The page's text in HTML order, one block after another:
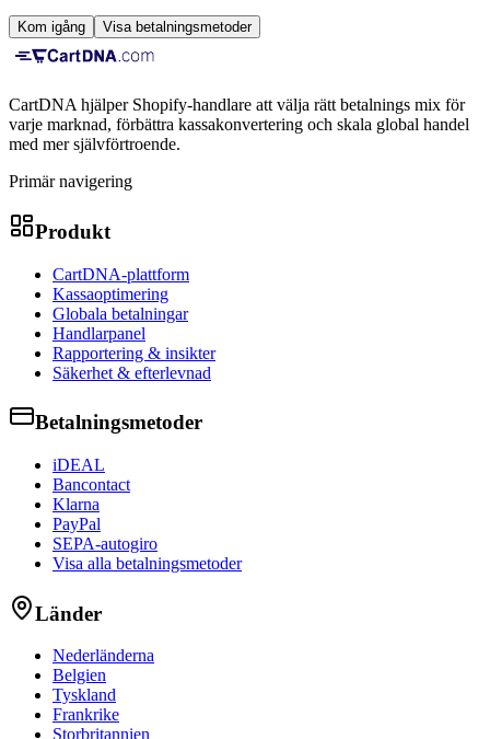
Kom igång Visa betalningsmetoder
CartDNA hjälper Shopify-handlare att välja rätt betalnings mix för
varje marknad, förbättra kassakonvertering och skala global handel
med mer självförtroende.
Primär navigering
Produkt
CartDNA-plattform
Kassaoptimering
Globala betalningar
Handlarpanel
Rapportering & insikter
Säkerhet & efterlevnad
Betalningsmetoder
iDEAL
Bancontact
Klarna
PayPal
SEPA-autogiro
Visa alla betalningsmetoder
Länder
Nederländerna
Belgien
Tyskland
Frankrike
Storbritannien